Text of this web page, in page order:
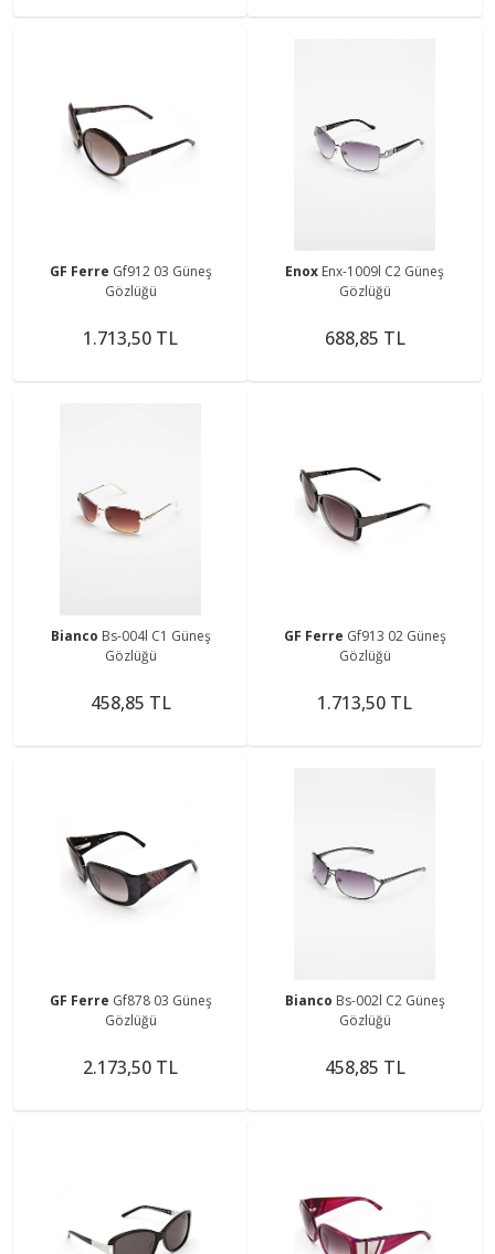
GF Ferre Gf912 03 Güneş
Gözlüğü
1.713,50 TL
Enox Enx-1009l C2 Güneş
Gözlüğü
688,85 TL
Bianco Bs-004l C1 Güneş
Gözlüğü
458,85 TL
GF Ferre Gf913 02 Güneş
Gözlüğü
1.713,50 TL
GF Ferre Gf878 03 Güneş
Gözlüğü
2.173,50 TL
Bianco Bs-002l C2 Güneş
Gözlüğü
458,85 TL